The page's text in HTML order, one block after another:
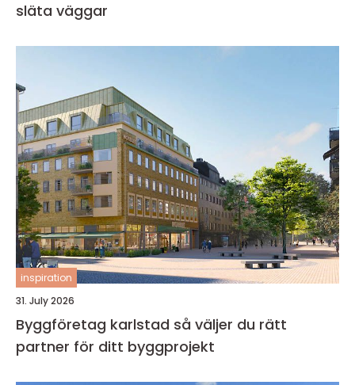
släta väggar
inspiration
31. July 2026
Byggföretag karlstad så väljer du rätt
partner för ditt byggprojekt